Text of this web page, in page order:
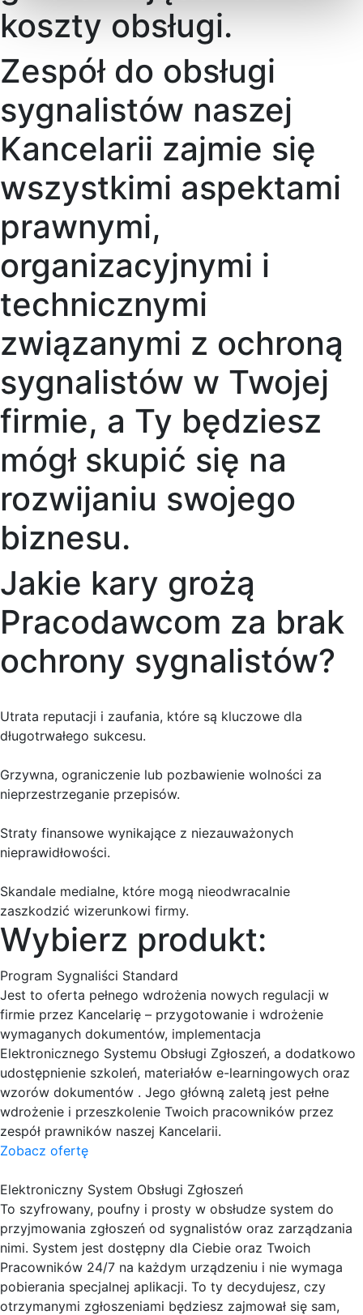
koszty obsługi.
Zespół do obsługi
sygnalistów naszej
Kancelarii zajmie się
wszystkimi aspektami
prawnymi,
organizacyjnymi i
technicznymi
związanymi z ochroną
sygnalistów w Twojej
firmie, a Ty będziesz
mógł skupić się na
rozwijaniu swojego
biznesu.
Jakie kary grożą
Pracodawcom za brak
ochrony sygnalistów?
Utrata reputacji i zaufania, które są kluczowe dla
długotrwałego sukcesu.
Grzywna, ograniczenie lub pozbawienie wolności za
nieprzestrzeganie przepisów.
Straty finansowe wynikające z niezauważonych
nieprawidłowości.
Skandale medialne, które mogą nieodwracalnie
zaszkodzić wizerunkowi firmy.
Wybierz produkt:
Program Sygnaliści Standard
Jest to oferta pełnego wdrożenia nowych regulacji w
firmie przez Kancelarię – przygotowanie i wdrożenie
wymaganych dokumentów, implementacja
Elektronicznego Systemu Obsługi Zgłoszeń, a dodatkowo
udostępnienie szkoleń, materiałów e-learningowych oraz
wzorów dokumentów . Jego główną zaletą jest pełne
wdrożenie i przeszkolenie Twoich pracowników przez
zespół prawników naszej Kancelarii.
Zobacz ofertę
Elektroniczny System Obsługi Zgłoszeń
To szyfrowany, poufny i prosty w obsłudze system do
przyjmowania zgłoszeń od sygnalistów oraz zarządzania
nimi. System jest dostępny dla Ciebie oraz Twoich
Pracowników 24/7 na każdym urządzeniu i nie wymaga
pobierania specjalnej aplikacji. To ty decydujesz, czy
otrzymanymi zgłoszeniami będziesz zajmował się sam,